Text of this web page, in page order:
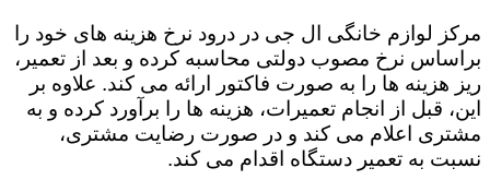
مرکز لوازم خانگی ال جی در درود نرخ هزینه های خود را
براساس نرخ مصوب دولتی محاسبه کرده و بعد از تعمیر،
ریز هزینه ها را به صورت فاکتور ارائه می کند. علاوه بر
این، قبل از انجام تعمیرات، هزینه ها را برآورد کرده و به
مشتری اعلام می کند و در صورت رضایت مشتری،
نسبت به تعمیر دستگاه اقدام می کند.